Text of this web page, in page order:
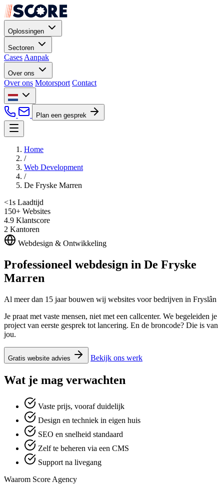
Oplossingen
Sectoren
Cases Aanpak
Over ons
Over ons Motorsport Contact
Plan een gesprek
Home
/
Web Development
/
De Fryske Marren
<1s Laadtijd
150+ Websites
4.9 Klantscore
2 Kantoren
Webdesign & Ontwikkeling
Professioneel webdesign in De Fryske
Marren
Al meer dan 15 jaar bouwen wij websites voor bedrijven in Fryslân
Je praat met vaste mensen, niet met een callcenter. We begeleiden je
project van eerste gesprek tot lancering. En de broncode? Die is van
jou.
Gratis website advies Bekijk ons werk
Wat je mag verwachten
Vaste prijs, vooraf duidelijk
Design en techniek in eigen huis
SEO en snelheid standaard
Zelf te beheren via een CMS
Support na livegang
Waarom Score Agency